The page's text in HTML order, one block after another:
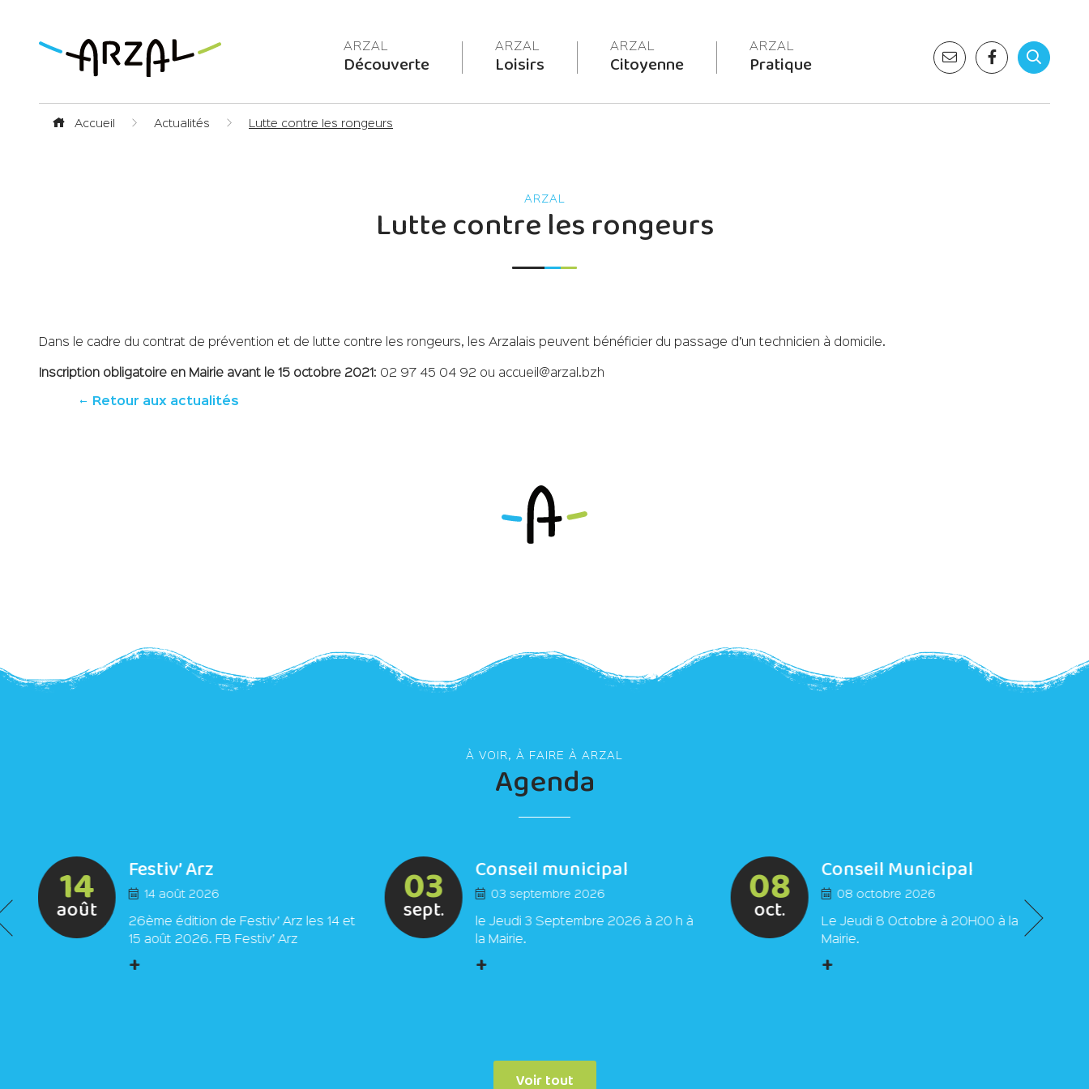
Découverte Loisirs Citoyenne Pratique
Accueil Actualités Lutte contre les rongeurs
Lutte contre les rongeurs
Dans le cadre du contrat de prévention et de lutte contre les rongeurs, les Arzalais peuvent bénéficier du passage d’un technicien à domicile.
Inscription obligatoire en Mairie avant le 15 octobre 2021 : 02 97 45 04 92 ou accueil@arzal.bzh
Retour aux actualités
À VOIR, À FAIRE À ARZAL
Agenda
14
août
Festiv’ Arz
14 août 2026
26ème édition de Festiv’ Arz les 14 et
15 août 2026. FB Festiv’ Arz
+
03
sept.
Conseil municipal
03 septembre 2026
le Jeudi 3 Septembre 2026 à 20 h à
la Mairie.
+
08
oct.
Conseil Municipal
08 octobre 2026
Le Jeudi 8 Octobre à 20H00 à la
Mairie.
+
Voir tout